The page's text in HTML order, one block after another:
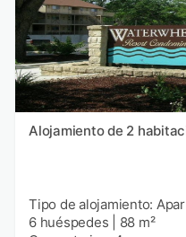
Alojamiento de 2
Tipo de alojamiento:
6 huéspedes
88 m²